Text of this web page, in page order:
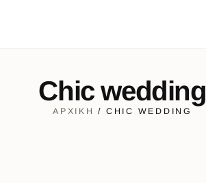
Chic wedding
ΑΡΧΙΚΉ / CHIC WEDDING